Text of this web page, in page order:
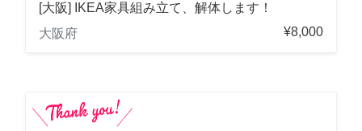
[大阪] IKEA家具組み立て、解体します！
大阪府
¥8,000